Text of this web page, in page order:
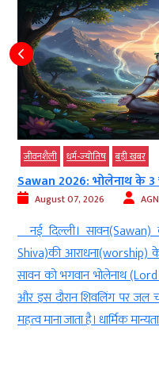
जीवनशैली धर्म-ज्‍योतिष बड़ी खबर
Sawan 2026: भोलेनाथ के 3
August 07, 2026
नई दिल्ली। सावन(Sawan)
Shiva)की आराधना(worship)
सावन को भगवान भोलेनाथ
और इस दौरान शिवलिंग पर जल
महत्व माना जाता है। धार्मिक